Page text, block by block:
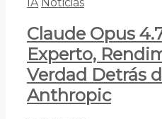
IA Noticias
Claude Opus
Experto,
Verdad Detrás
Anthropic